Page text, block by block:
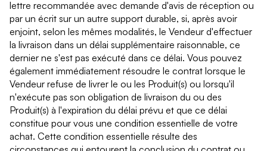
lettre recommandée avec demande d'avis de réception ou
par un écrit sur un autre support durable, si, après avoir
enjoint, selon les mêmes modalités, le Vendeur d'effectuer
la livraison dans un délai supplémentaire raisonnable, ce
dernier ne s'est pas exécuté dans ce délai. Vous pouvez
également immédiatement résoudre le contrat lorsque le
Vendeur refuse de livrer le ou les Produit(s) ou lorsqu'il
n'exécute pas son obligation de livraison du ou des
Produit(s) à l'expiration du délai prévu et que ce délai
constitue pour vous une condition essentielle de votre
achat. Cette condition essentielle résulte des